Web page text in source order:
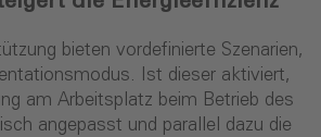
bieten vordefinierte Szenarien,
Ist dieser aktiviert,
am Arbeitsplatz beim Betrieb des
angepasst und parallel dazu die